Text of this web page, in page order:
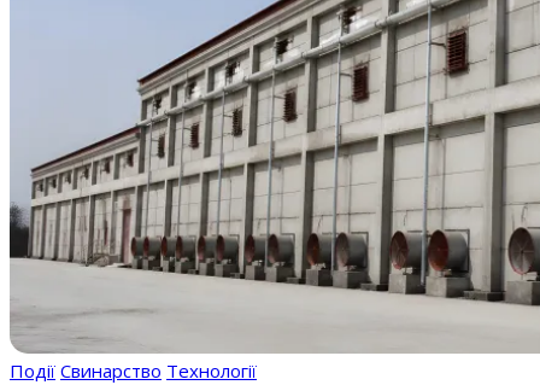
Події Свинарство Технології